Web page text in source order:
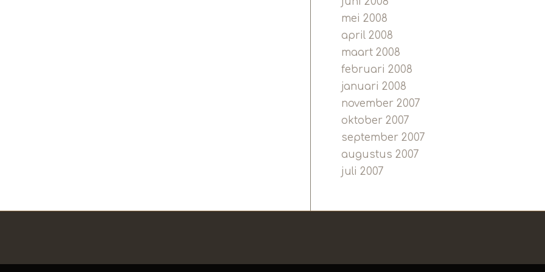
mei 2008
april 2008
maart 2008
februari 2008
januari 2008
november 2007
oktober 2007
september 2007
augustus 2007
juli 2007